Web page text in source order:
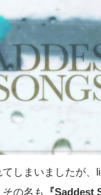
しまいましたが、
の名も
『Saddest